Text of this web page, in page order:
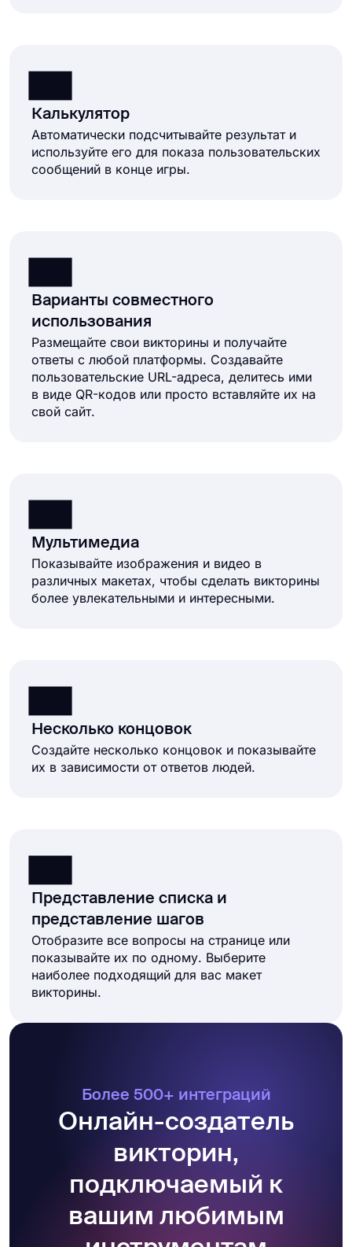
Калькулятор
Автоматически подсчитывайте результат и
используйте его для показа пользовательских
сообщений в конце игры.
Варианты совместного
использования
Размещайте свои викторины и получайте
ответы с любой платформы. Создавайте
пользовательские URL-адреса, делитесь ими
в виде QR-кодов или просто вставляйте их на
свой сайт.
Мультимедиа
Показывайте изображения и видео в
различных макетах, чтобы сделать викторины
более увлекательными и интересными.
Несколько концовок
Создайте несколько концовок и показывайте
их в зависимости от ответов людей.
Представление списка и
представление шагов
Отобразите все вопросы на странице или
показывайте их по одному. Выберите
наиболее подходящий для вас макет
викторины.
Онлайн-создатель
викторин,
подключаемый к
вашим любимым
Более 500+ интеграций